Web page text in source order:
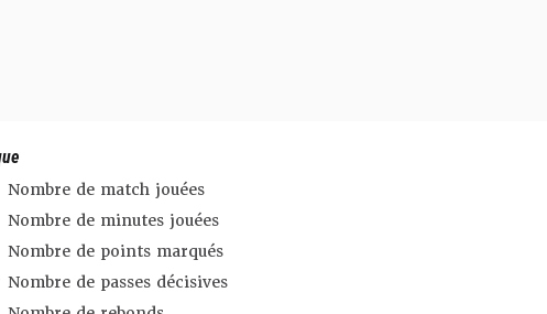
Nombre de match jouées
Nombre de minutes jouées
Nombre de points marqués
Nombre de passes décisives